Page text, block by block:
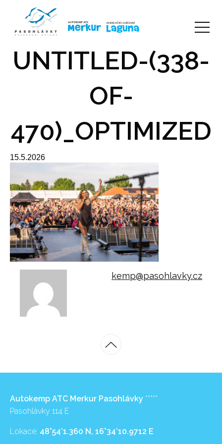
UNTITLED-(338-
OF-
470)_OPTIMIZED
15.5.2026
kemp@pasohlavky.cz
Autokemp ATC Merkur Pasohlávky *****
Pasohlávky 114 E
Lokace: 48°54’1.360 N, 16°34’10.9712 E